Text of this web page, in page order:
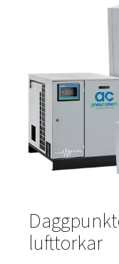
Att förstå
torrare luft,
mycket fukt i
skador på
slutprodukter.
kan industrier
utrustningens